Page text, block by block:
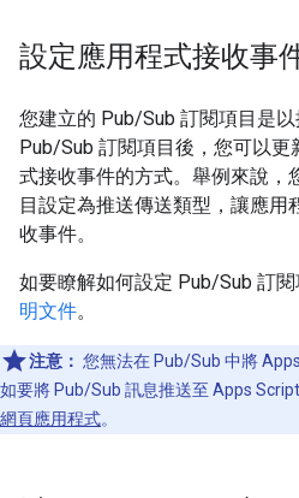
設定應用程式接收事
您建立的 Pub/Sub 訂閱項目是
Pub/Sub 訂閱項目後，您可以更
式接收事件的方式。舉例來說，
目設定為推送傳送類型，讓應用
收事件。
如要瞭解如何設定 Pub/Sub 訂
明文件。
注意： 您無法在 Pub/Sub 中將
如要將 Pub/Sub 訊息推送至 Apps
網頁應用程式。